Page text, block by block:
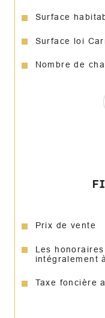
Surface
Surface loi
Nombre de
Prix de vente
Les
intégralement
Taxe foncière